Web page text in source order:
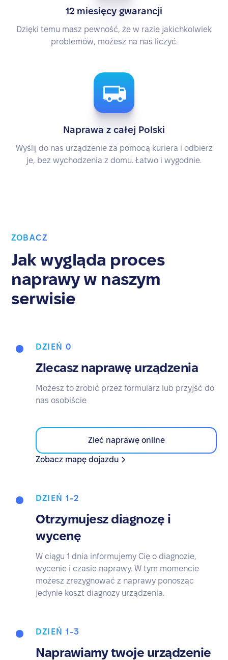
12 miesięcy gwarancji
Dzięki temu masz pewność, że w razie jakichkolwiek
problemów, możesz na nas liczyć.
Naprawa z całej Polski
Wyślij do nas urządzenie za pomocą kuriera i odbierz
je, bez wychodzenia z domu. Łatwo i wygodnie.
ZOBACZ
Jak wygląda proces
naprawy w naszym
serwisie
DZIEŃ 0
Zlecasz naprawę urządzenia
Możesz to zrobić przez formularz lub przyjść do
nas osobiście
Zleć naprawę online
Zobacz mapę dojazdu
DZIEŃ 1-2
Otrzymujesz diagnozę i
wycenę
W ciągu 1 dnia informujemy Cię o diagnozie,
wycenie i czasie naprawy. W tym momencie
możesz zrezygnować z naprawy ponosząc
jedynie koszt diagnozy urządzenia.
DZIEŃ 1-3
Naprawiamy twoje urządzenie